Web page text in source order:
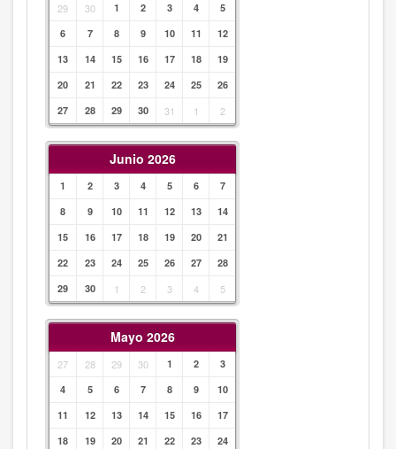
29 30 1 2 3 4
5
6
7 8 9 10 11
12
13
14 15 16 17 18
19
20
21 22 23 24 25
26
27
28 29 30 31 1 2
Junio 2026
1 2 3 4 5 6
7
8
9 10 11 12 13
14
15
16 17 18 19 20
21
22
23 24 25 26 27
28
29
30 1 2 3 4 5
Mayo 2026
27 28 29 30 1 2
3
4
5 6 7 8 9
10
11
12 13 14 15 16
17
18
19 20 21 22 23
24